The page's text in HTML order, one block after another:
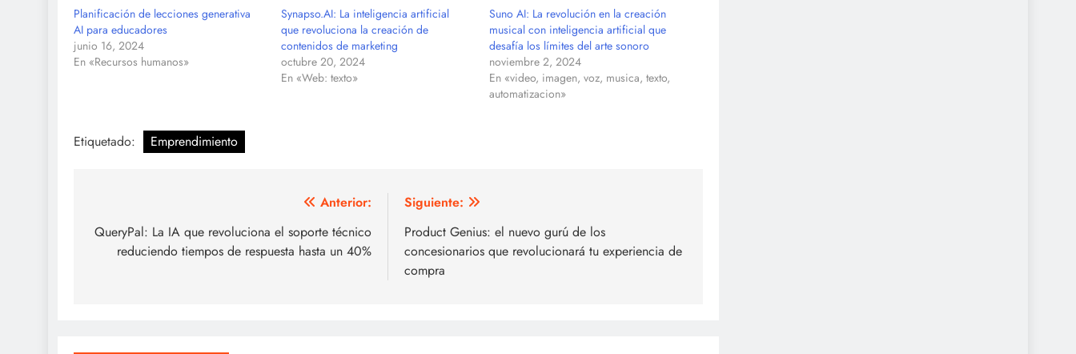
Planificación de lecciones generativa
AI para educadores
junio 16, 2024
En «Recursos humanos»
Synapso.AI: La inteligencia artificial
que revoluciona la creación de
contenidos de marketing
octubre 20, 2024
En «Web: texto»
Suno AI: La revolución en la creación
musical con inteligencia artificial que
desafía los límites del arte sonoro
noviembre 2, 2024
En «video, imagen, voz, musica, texto,
automatizacion»
Etiquetado: Emprendimiento
de
entradas
Anterior:
QueryPal: La IA que revoluciona el soporte técnico
reduciendo tiempos de respuesta hasta un 40%
Siguiente:
Product Genius: el nuevo gurú de los
concesionarios que revolucionará tu experiencia de
compra